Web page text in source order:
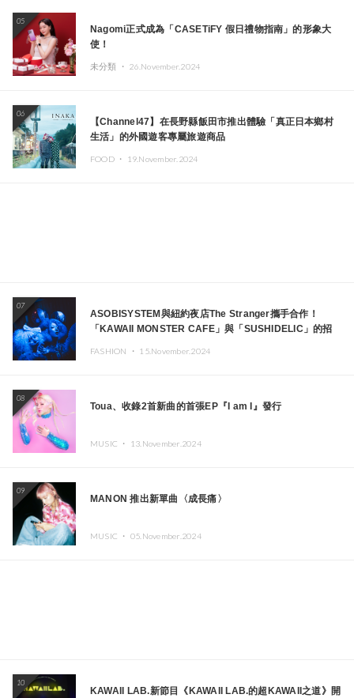
05
Nagomi正式成為「CASETiFY 假日禮物指南」的形象大
使！
未分類 ・ 26.November.2024
06
【Channel47】在長野縣飯田市推出體驗「真正日本鄉村
生活」的外國遊客專屬旅遊商品
FOOD ・ 19.November.2024
07
ASOBISYSTEM與紐約夜店The Stranger攜手合作！
「KAWAII MONSTER CAFE」與「SUSHIDELIC」的招
FASHION ・ 15.November.2024
08
Toua、收錄2首新曲的首張EP『I am I』發行
MUSIC ・ 13.November.2024
09
MANON 推出新單曲〈成長痛〉
MUSIC ・ 05.November.2024
10
KAWAII LAB.新節目《KAWAII LAB.的超KAWAII之道》開